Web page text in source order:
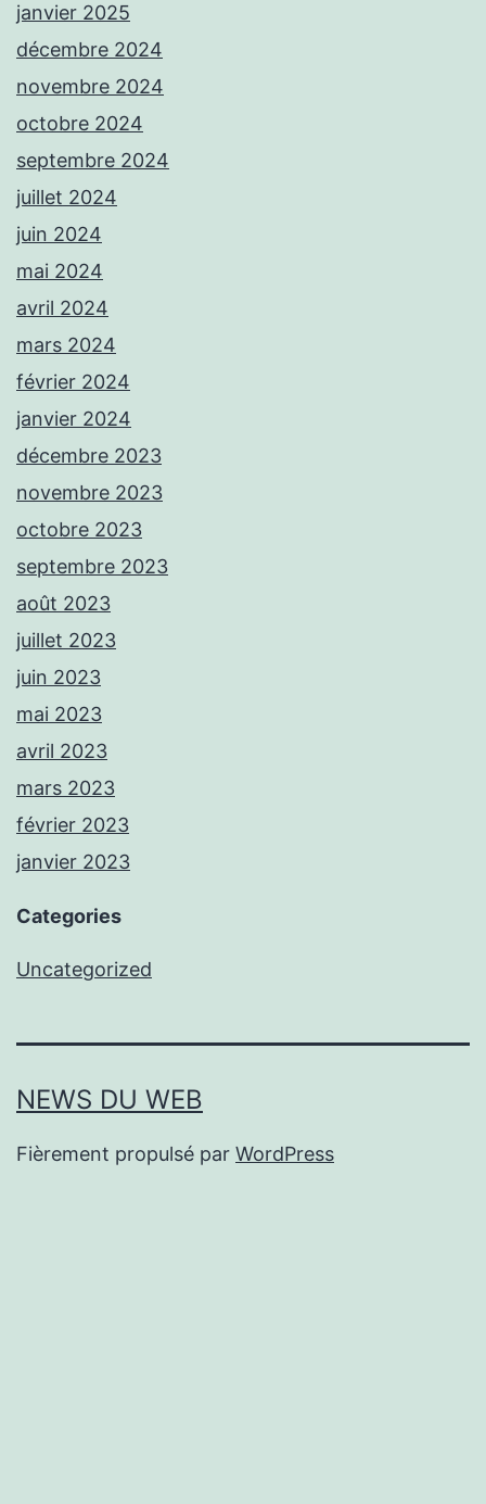
janvier 2025
décembre 2024
novembre 2024
octobre 2024
septembre 2024
juillet 2024
juin 2024
mai 2024
avril 2024
mars 2024
février 2024
janvier 2024
décembre 2023
novembre 2023
octobre 2023
septembre 2023
août 2023
juillet 2023
juin 2023
mai 2023
avril 2023
mars 2023
février 2023
janvier 2023
Categories
Uncategorized
NEWS DU WEB
Fièrement propulsé par WordPress